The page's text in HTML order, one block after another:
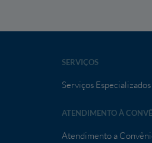
SERVIÇOS
Serviços Especializados
ATENDIMENTO À
Atendimento a